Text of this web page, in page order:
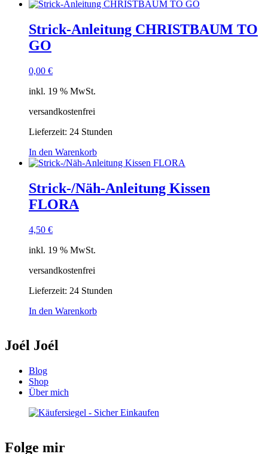
Strick-Anleitung CHRISTBAUM TO
GO
0,00 €
inkl. 19 % MwSt.
versandkostenfrei
Lieferzeit: 24 Stunden
In den Warenkorb
Strick-/Näh-Anleitung Kissen
FLORA
4,50 €
inkl. 19 % MwSt.
versandkostenfrei
Lieferzeit: 24 Stunden
In den Warenkorb
Joél Joél
Blog
Shop
Über mich
Folge mir